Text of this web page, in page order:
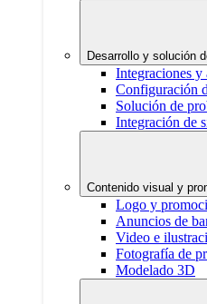
Desarrollo y solución
Integraciones y
Configuración
Solución de
Integración de
Contenido visual y
Logo y
Anuncios de
Video e
Fotografía de
Modelado 3D